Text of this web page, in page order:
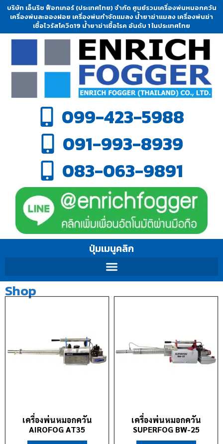
บริษัท เอ็นริช ฟ็อกเกอร์ (ประเทศไทย) จำกัด ศูนย์รวมเครื่องพ่นหมอกควัน
เครื่องพ่นละอองฝอย เครื่องพ่นกำจัดแมลง น้ำยาฆ่าแมลง เครื่องพ่นฆ่า
เชื้อไวรัสโควิด19 น้ำยาฆ่าเชื้อโรค อันดับ 1 ในประเทศไทย
099-423-5988
091-993-8939
083-063-9891
ปุ่มเมนูคลิก
Shop
เครื่องพ่นหมอกควัน
AIROFOG AT35
เครื่องพ่นหมอกควัน
SUPERFOG BW-25